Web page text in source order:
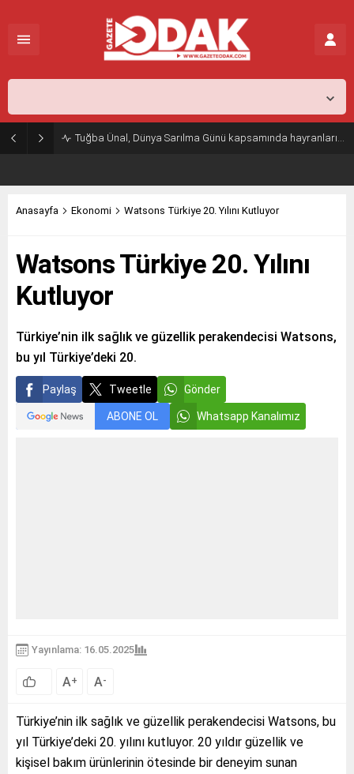
Tuğba Ünal, Dünya Sarılma Günü kapsamında hayranlarıyla buluştu
Anasayfa Ekonomi Watsons Türkiye 20. Yılını Kutluyor
Watsons Türkiye 20. Yılını
Kutluyor
Türkiye’nin ilk sağlık ve güzellik perakendecisi Watsons,
bu yıl Türkiye’deki 20.
Paylaş Tweetle Gönder
ABONE OL Whatsapp Kanalımız
Yayınlama: 16.05.2025
A+ A-
Türkiye’nin ilk sağlık ve güzellik perakendecisi Watsons, bu
yıl Türkiye’deki 20. yılını kutluyor. 20 yıldır güzellik ve
kişisel bakım ürünlerinin ötesinde bir deneyim sunan